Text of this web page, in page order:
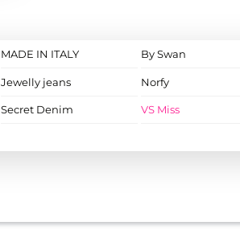
MADE IN ITALY By Swan
Jewelly jeans Norfy
Secret Denim VS Miss